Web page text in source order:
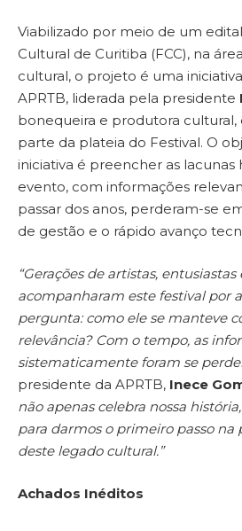
Viabilizado por meio de um
Cultural de Curitiba (FCC), na
cultural, o projeto é uma
APRTB, liderada pela presidente
bonequeira e produtora
parte da plateia do Festival. O
iniciativa é preencher as lacunas
evento, com informações
passar dos anos, perderam-se
de gestão e o rápido avanço
“Gerações de artistas,
acompanharam este festival por
pergunta: como ele se manteve
relevância? Com o tempo, as
sistematicamente foram se
presidente da APRTB, Inece
não apenas celebra nossa
para darmos o primeiro passo na
deste legado cultural.”
Achados Inéditos